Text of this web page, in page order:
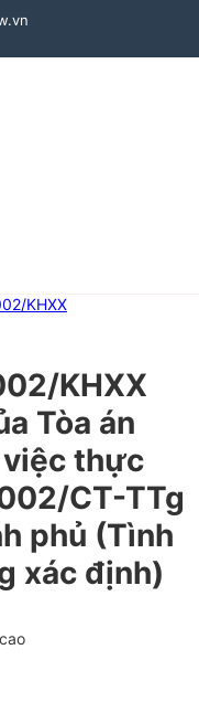
KHXX
KHXX
Tòa án
việc thực
CT-TTg
phủ (Tình
xác định)